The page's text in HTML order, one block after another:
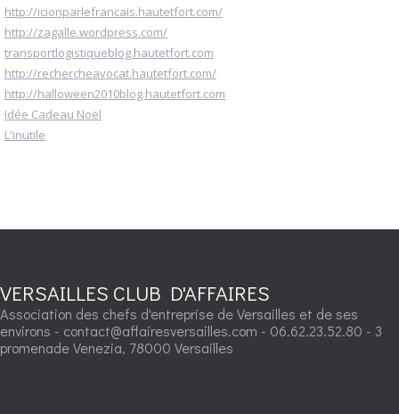
http://icionparlefrancais.hautetfort.com/
http://zagalle.wordpress.com/
transportlogistiqueblog.hautetfort.com
http://rechercheavocat.hautetfort.com/
http://halloween2010blog.hautetfort.com
Idée Cadeau Noël
L'inutile
VERSAILLES CLUB D'AFFAIRES
Association des chefs d'entreprise de Versailles et de ses
environs - contact@affairesversailles.com - 06.62.23.52.80 - 3
promenade Venezia, 78000 Versailles